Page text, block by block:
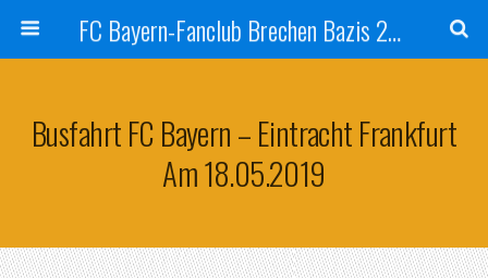
FC Bayern-Fanclub Brechen Bazis 2007
Busfahrt FC Bayern – Eintracht Frankfurt
Am 18.05.2019